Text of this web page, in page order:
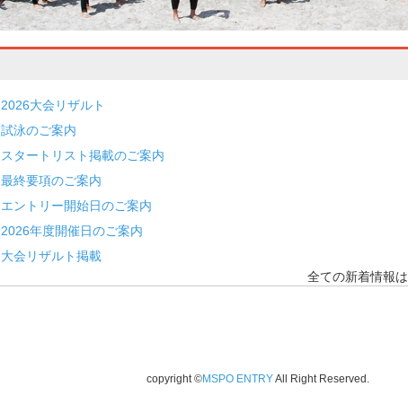
2026大会リザルト
試泳のご案内
スタートリスト掲載のご案内
最終要項のご案内
エントリー開始日のご案内
2026年度開催日のご案内
大会リザルト掲載
全ての新着情報は
copyright ©MSPO ENTRYAll Right Reserved.